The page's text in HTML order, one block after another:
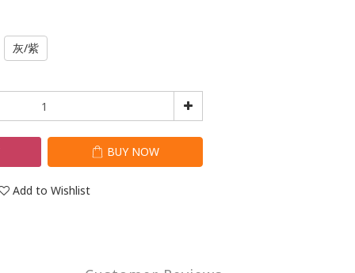
灰/紫
BUY NOW
Add to Wishlist